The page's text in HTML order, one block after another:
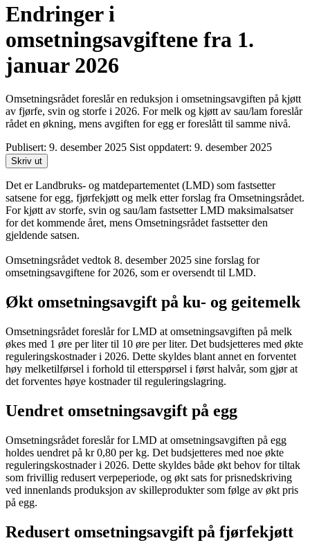
Endringer i
omsetningsavgiftene fra 1.
januar 2026
Omsetningsrådet foreslår en reduksjon i omsetningsavgiften på kjøtt
av fjørfe, svin og storfe i 2026. For melk og kjøtt av sau/lam foreslår
rådet en økning, mens avgiften for egg er foreslått til samme nivå.
Publisert: 9. desember 2025 Sist oppdatert: 9. desember 2025
Skriv ut
Det er Landbruks- og matdepartementet (LMD) som fastsetter
satsene for egg, fjørfekjøtt og melk etter forslag fra Omsetningsrådet.
For kjøtt av storfe, svin og sau/lam fastsetter LMD maksimalsatser
for det kommende året, mens Omsetningsrådet fastsetter den
gjeldende satsen.
Omsetningsrådet vedtok 8. desember 2025 sine forslag for
omsetningsavgiftene for 2026, som er oversendt til LMD.
Økt omsetningsavgift på ku- og geitemelk
Omsetningsrådet foreslår for LMD at omsetningsavgiften på melk
økes med 1 øre per liter til 10 øre per liter. Det budsjetteres med økte
reguleringskostnader i 2026. Dette skyldes blant annet en forventet
høy melketilførsel i forhold til etterspørsel i først halvår, som gjør at
det forventes høye kostnader til reguleringslagring.
Uendret omsetningsavgift på egg
Omsetningsrådet foreslår for LMD at omsetningsavgiften på egg
holdes uendret på kr 0,80 per kg. Det budsjetteres med noe økte
reguleringskostnader i 2026. Dette skyldes både økt behov for tiltak
som frivillig redusert verpeperiode, og økt sats for prisnedskriving
ved innenlands produksjon av skilleprodukter som følge av økt pris
på egg.
Redusert omsetningsavgift på fjørfekjøtt